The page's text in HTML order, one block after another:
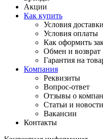
Акции
Как купить
Условия доставки
Условия оплаты
Как оформить
Обмен и возврат
Гарантия на
Компания
Реквизиты
Вопрос-ответ
Отзывы о
Статьи и новости
Вакансии
Контакты